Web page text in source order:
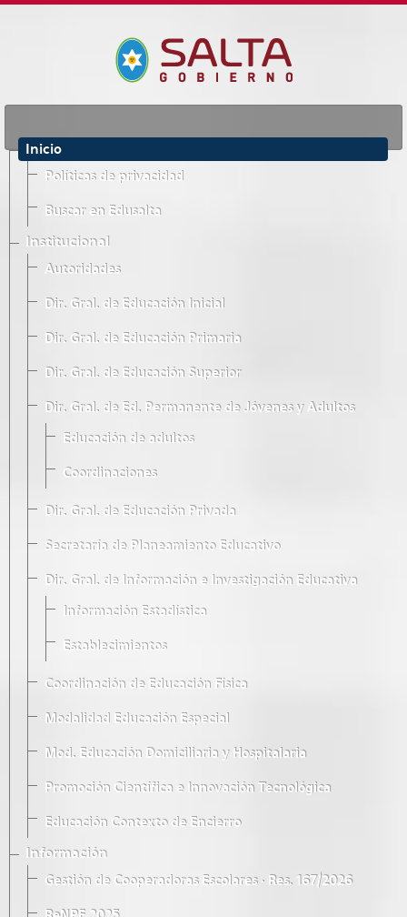
Inicio
Políticas de privacidad
Buscar en Edusalta
Institucional
Autoridades
Dir. Gral. de Educación Inicial
Dir. Gral. de Educación Primaria
Dir. Gral. de Educación Superior
Dir. Gral. de Ed. Permanente de Jóvenes y Adultos
Educación de adultos
Coordinaciones
Dir. Gral. de Educación Privada
Secretaría de Planeamiento Educativo
Dir. Gral. de Información e Investigación Educativa
Información Estadística
Establecimientos
Coordinación de Educación Física
Modalidad Educación Especial
Mod. Educación Domiciliaria y Hospitalaria
Promoción Científica e Innovación Tecnológica
Educación Contexto de Encierro
Información
Gestión de Cooperadoras Escolares · Res. 167/2026